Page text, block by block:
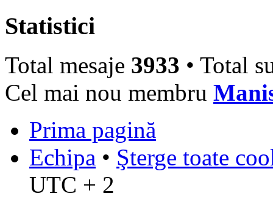
Statistici
Total mesaje 3933 • Total
Cel mai nou membru
Prima pagină
Echipa • Şterge toate
UTC + 2